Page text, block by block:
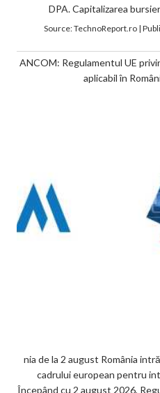
DPA. Capitalizarea
Source:TechnoReport.ro|
ANCOM: Regulamentul UE
aplicabil în
nia de la 2 august România
cadrului european pentru
Începând cu 2 august 2026,